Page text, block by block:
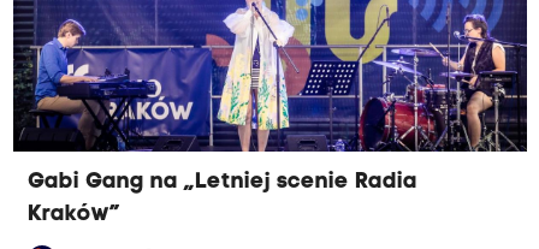
Gabi Gang na „Letniej scenie Radia
Kraków”